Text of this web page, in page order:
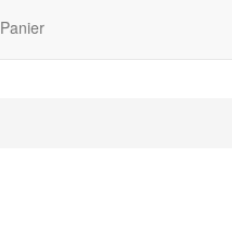
Panier